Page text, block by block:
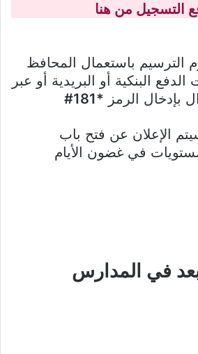
التسجيل من هنا
الترسيم باستعمال المحافظ
الدفع البنكية أو البريدية أو عبر
بإدخال الرمز *181#
الإعلان عن فتح باب
في غضون الأيام
في المدارس